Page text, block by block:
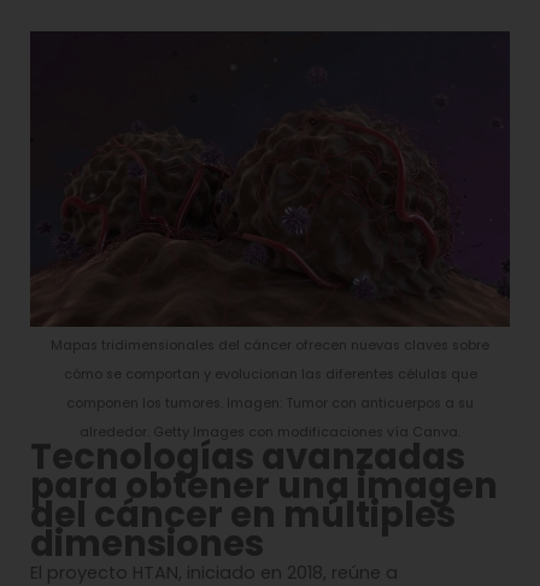
Mapas tridimensionales del cáncer ofrecen nuevas claves sobre
cómo se comportan y evolucionan las diferentes células que
componen los tumores. Imagen: Tumor con anticuerpos a su
alrededor. Getty Images con modificaciones vía Canva.
Tecnologías avanzadas
para obtener una imagen
del cáncer en múltiples
dimensiones
El proyecto HTAN, iniciado en 2018, reúne a